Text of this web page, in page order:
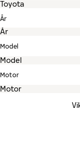
År
Model
Motor